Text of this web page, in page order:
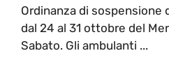
Ordinanza di sospensione
dal 24 al 31 ottobre del
Sabato. Gli ambulanti ...